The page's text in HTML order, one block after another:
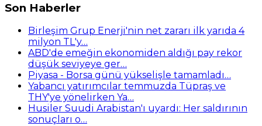
Son Haberler
Birleşim Grup Enerji'nin net zararı ilk yarıda 4
milyon TL'y…
ABD'de emeğin ekonomiden aldığı pay rekor
düşük seviyeye ger…
Piyasa - Borsa günü yükselişle tamamladı…
Yabancı yatırımcılar temmuzda Tüpraş ve
THY'ye yönelirken Ya…
Husiler Suudi Arabistan'ı uyardı: Her saldırının
sonuçları o…